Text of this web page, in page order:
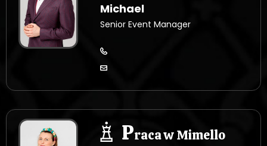
Michael
Senior Event Manager
Praca w Mimello